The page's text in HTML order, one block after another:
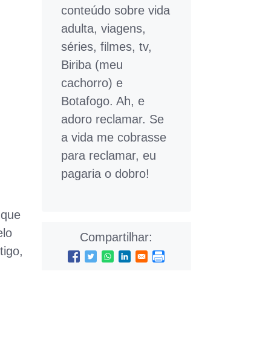
que
conteúdo sobre vida
adulta, viagens,
séries, filmes, tv,
Biriba (meu
cachorro) e
Botafogo. Ah, e
adoro reclamar. Se
a vida me cobrasse
para reclamar, eu
pagaria o dobro!
Compartilhar: